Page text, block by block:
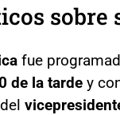
sobre
fue
de la tarde y